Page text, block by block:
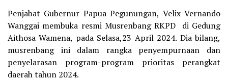
Penjabat Gubernur Papua Pegunungan, Velix Vernando
Wanggai membuka resmi Musrenbang RKPD di Gedung
Aithosa Wamena, pada Selasa,23 April 2024. Dia bilang,
musrenbang ini dalam rangka penyempurnaan dan
penyelarasan program-program prioritas perangkat
daerah tahun 2024.